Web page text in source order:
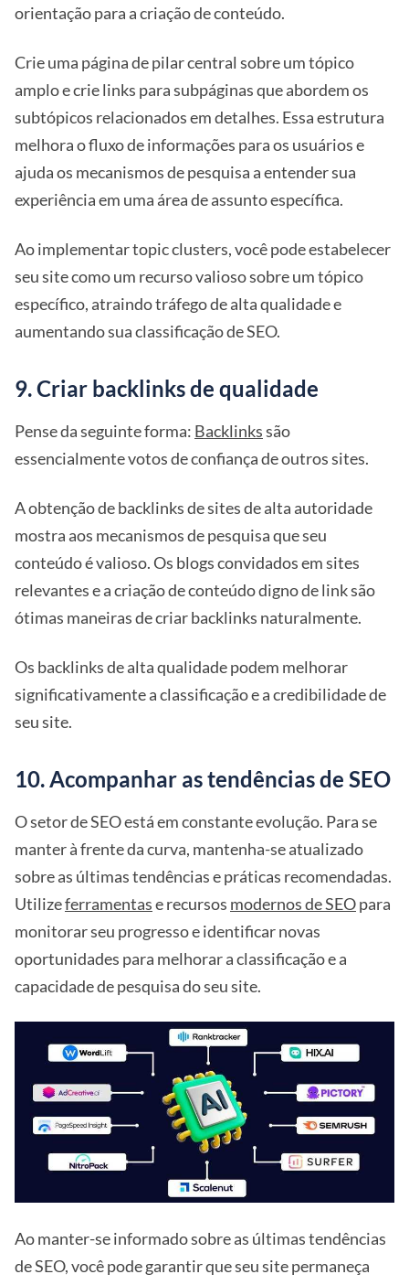
orientação para a criação de conteúdo.
Crie uma página de pilar central sobre um tópico
amplo e crie links para subpáginas que abordem os
subtópicos relacionados em detalhes. Essa estrutura
melhora o fluxo de informações para os usuários e
ajuda os mecanismos de pesquisa a entender sua
experiência em uma área de assunto específica.
Ao implementar topic clusters, você pode estabelecer
seu site como um recurso valioso sobre um tópico
específico, atraindo tráfego de alta qualidade e
aumentando sua classificação de SEO.
9. Criar backlinks de qualidade
Pense da seguinte forma: Backlinkssão
essencialmente votos de confiança de outros sites.
A obtenção de backlinks de sites de alta autoridade
mostra aos mecanismos de pesquisa que seu
conteúdo é valioso. Os blogs convidados em sites
relevantes e a criação de conteúdo digno de link são
ótimas maneiras de criar backlinks naturalmente.
Os backlinks de alta qualidade podem melhorar
significativamente a classificação e a credibilidade de
seu site.
10. Acompanhar as tendências de SEO
O setor de SEO está em constante evolução. Para se
manter à frente da curva, mantenha-se atualizado
sobre as últimas tendências e práticas recomendadas.
Utilizeferramentase recursos modernos de SEOpara
monitorar seu progresso e identificar novas
oportunidades para melhorar a classificação e a
capacidade de pesquisa do seu site.
Ao manter-se informado sobre as últimas tendências
de SEO, você pode garantir que seu site permaneça